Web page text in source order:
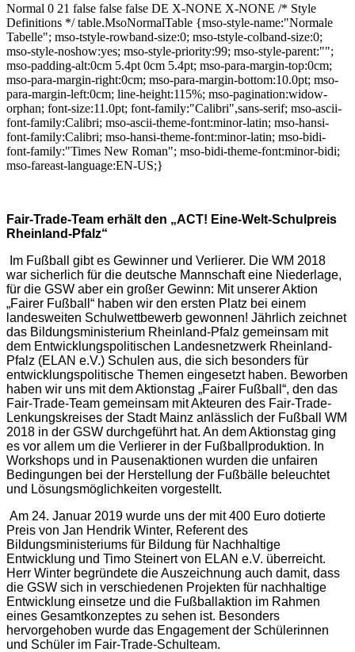
Normal 0 21 false false false DE X-NONE X-NONE /* Style
Definitions */ table.MsoNormalTable {mso-style-name:"Normale
Tabelle"; mso-tstyle-rowband-size:0; mso-tstyle-colband-size:0;
mso-style-noshow:yes; mso-style-priority:99; mso-style-parent:"";
mso-padding-alt:0cm 5.4pt 0cm 5.4pt; mso-para-margin-top:0cm;
mso-para-margin-right:0cm; mso-para-margin-bottom:10.0pt; mso-
para-margin-left:0cm; line-height:115%; mso-pagination:widow-
orphan; font-size:11.0pt; font-family:"Calibri",sans-serif; mso-ascii-
font-family:Calibri; mso-ascii-theme-font:minor-latin; mso-hansi-
font-family:Calibri; mso-hansi-theme-font:minor-latin; mso-bidi-
font-family:"Times New Roman"; mso-bidi-theme-font:minor-bidi;
mso-fareast-language:EN-US;}
Fair-Trade-Team erhält den „ACT! Eine-Welt-Schulpreis
Rheinland-Pfalz“
Im Fußball gibt es Gewinner und Verlierer. Die WM 2018
war sicherlich für die deutsche Mannschaft eine Niederlage,
für die GSW aber ein großer Gewinn: Mit unserer Aktion
„Fairer Fußball“ haben wir den ersten Platz bei einem
landesweiten Schulwettbewerb gewonnen! Jährlich zeichnet
das Bildungsministerium Rheinland-Pfalz gemeinsam mit
dem Entwicklungspolitischen Landesnetzwerk Rheinland-
Pfalz (ELAN e.V.) Schulen aus, die sich besonders für
entwicklungspolitische Themen eingesetzt haben. Beworben
haben wir uns mit dem Aktionstag „Fairer Fußball“, den das
Fair-Trade-Team gemeinsam mit Akteuren des Fair-Trade-
Lenkungskreises der Stadt Mainz anlässlich der Fußball WM
2018 in der GSW durchgeführt hat. An dem Aktionstag ging
es vor allem um die Verlierer in der Fußballproduktion. In
Workshops und in Pausenaktionen wurden die unfairen
Bedingungen bei der Herstellung der Fußbälle beleuchtet
und Lösungsmöglichkeiten vorgestellt.
Am 24. Januar 2019 wurde uns der mit 400 Euro dotierte
Preis von Jan Hendrik Winter, Referent des
Bildungsministeriums für Bildung für Nachhaltige
Entwicklung und Timo Steinert von ELAN e.V. überreicht.
Herr Winter begründete die Auszeichnung auch damit, dass
die GSW sich in verschiedenen Projekten für nachhaltige
Entwicklung einsetze und die Fußballaktion im Rahmen
eines Gesamtkonzeptes zu sehen ist. Besonders
hervorgehoben wurde das Engagement der Schülerinnen
und Schüler im Fair-Trade-Schulteam.